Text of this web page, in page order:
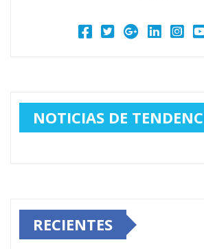
NOTICIAS DE
RECIENTES